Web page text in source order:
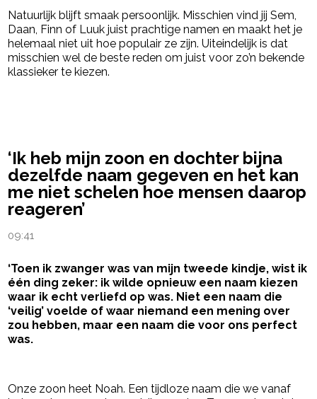
Natuurlijk blijft smaak persoonlijk. Misschien vind jij Sem,
Daan, Finn of Luuk juist prachtige namen en maakt het je
helemaal niet uit hoe populair ze zijn. Uiteindelijk is dat
misschien wel de beste reden om juist voor zo’n bekende
klassieker te kiezen.
‘Ik heb mijn zoon en dochter bijna
dezelfde naam gegeven en het kan
me niet schelen hoe mensen daarop
reageren’
09:41
‘Toen ik zwanger was van mijn tweede kindje, wist ik
één ding zeker: ik wilde opnieuw een naam kiezen
waar ik echt verliefd op was. Niet een naam die
‘veilig’ voelde of waar niemand een mening over
zou hebben, maar een naam die voor ons perfect
was.
Onze zoon heet Noah. Een tijdloze naam die we vanaf